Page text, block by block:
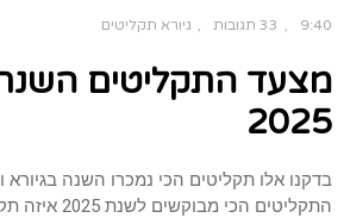
9:40 33 תגובות גיורא תקליטים
מצעד התקליטים
2025
בדקנו אלו תקליטים הכי נמכרו השנה בגיורא
התקליטים הכי